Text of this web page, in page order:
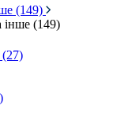
(149)
інше (149)